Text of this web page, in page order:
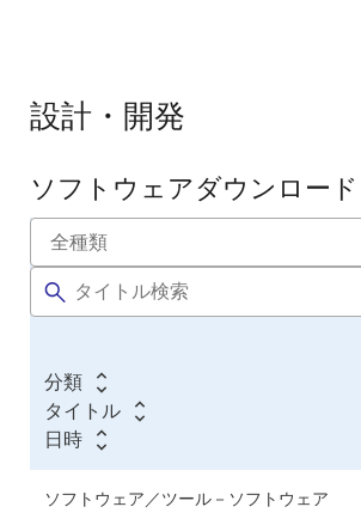
設計・開発
ソ
フ
ト
ウ
ア
／
ツ
ー
ル
ソフトウェアダウンロード
分類
タイトル
日時
ソフトウェア／ツール－ソフトウェア